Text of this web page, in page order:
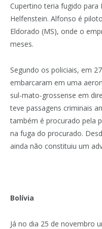
Cupertino teria fugido
Helfenstein. Alfonso é
Eldorado (MS), onde o
meses.
Segundo os policiais, em
embarcaram em uma
sul-mato-grossense em
teve passagens criminais
também é procurado pela
na fuga do procurado.
ainda não constituiu um
Bolívia
Já no dia 25 de novembro